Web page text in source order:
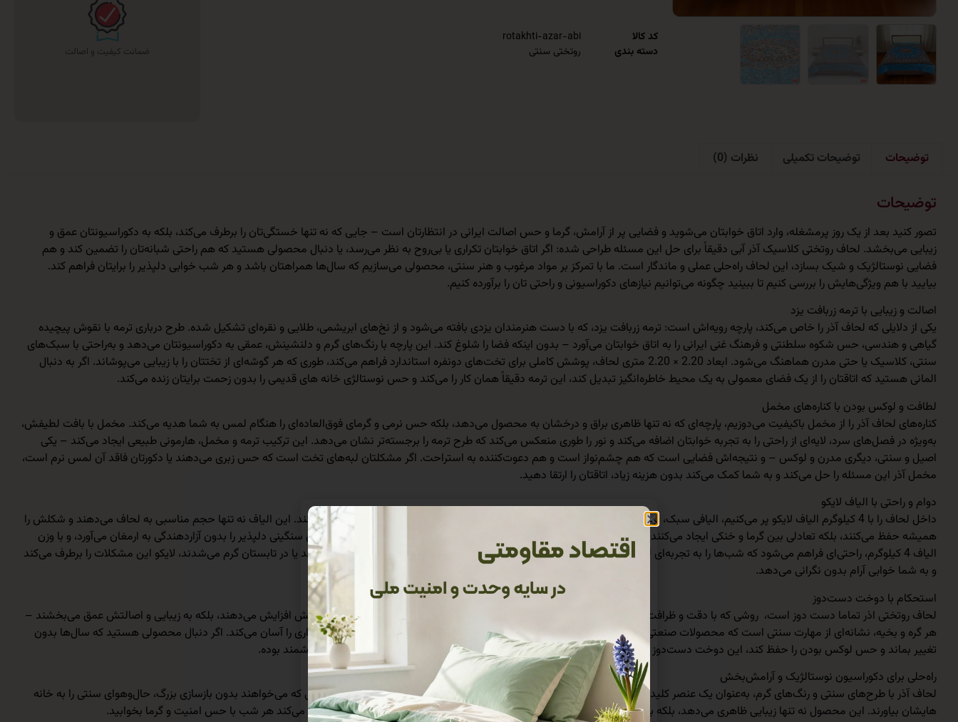
کد کالا
rotakhti-azar-abi
دسته بندی
روتختی سنتی ضمانت کیفیت و اصالت
توضیحات توضیحات تکمیلی نظرات (0)
توضیحات
تصور کنید بعد از یک روز پرمشغله، وارد اتاق خوابتان می‌شوید و فضایی پر از آرامش، گرما و حس اصالت ایرانی در انتظارتان است – جایی که نه تنها خستگی‌تان را برطرف می‌کند، بلکه به دکوراسیونتان عمق و
زیبایی می‌بخشد. لحاف روتختی کلاسیک آذر آبی دقیقاً برای حل این مسئله طراحی شده: اگر اتاق خوابتان تکراری یا بی‌روح به نظر می‌رسد، یا دنبال محصولی هستید که هم راحتی شبانه‌تان را تضمین کند و هم
فضایی نوستالژیک و شیک بسازد، این لحاف راه‌حلی عملی و ماندگار است. ما با تمرکز بر مواد مرغوب و هنر سنتی، محصولی می‌سازیم که سال‌ها همراهتان باشد و هر شب خوابی دلپذیر را برایتان فراهم کند.
بیایید با هم ویژگی‌هایش را بررسی کنیم تا ببینید چگونه می‌توانیم نیازهای دکوراسیونی و راحتی تان را برآورده کنیم.
اصالت و زیبایی با ترمه زربافت یزد
یکی از دلایلی که لحاف آذر را خاص می‌کند، پارچه رویه‌اش است: ترمه زربافت یزد، که با دست هنرمندان یزدی بافته می‌شود و از نخ‌های ابریشمی، طلایی و نقره‌ای تشکیل شده. طرح درباری ترمه با نقوش پیچیده
گیاهی و هندسی، حس شکوه سلطنتی و فرهنگ غنی ایرانی را به اتاق خوابتان می‌آورد – بدون اینکه فضا را شلوغ کند. این پارچه با رنگ‌های گرم و دلنشینش، عمقی به دکوراسیونتان می‌دهد و به‌راحتی با سبک‌های
سنتی، کلاسیک یا حتی مدرن هماهنگ می‌شود. ابعاد 2.20 × 2.20 متری لحاف، پوشش کاملی برای تخت‌های دونفره استاندارد فراهم می‌کند، طوری که هر گوشه‌ای از تختتان را با زیبایی می‌پوشاند. اگر به دنبال
المانی هستید که اتاقتان را از یک فضای معمولی به یک محیط خاطره‌انگیز تبدیل کند، این ترمه دقیقاً همان کار را می‌کند و حس نوستالژی خانه های قدیمی را بدون زحمت برایتان زنده می‌کند.
لطافت و لوکس بودن با کناره‌های مخمل
کناره‌های لحاف آذر را از مخمل باکیفیت می‌دوزیم، پارچه‌ای که نه تنها ظاهری براق و درخشان به محصول می‌دهد، بلکه حس نرمی و گرمای فوق‌العاده‌ای را هنگام لمس به شما هدیه می‌کند. مخمل با بافت لطیفش،
به‌ویژه در فصل‌های سرد، لایه‌ای از راحتی را به تجربه خوابتان اضافه می‌کند و نور را طوری منعکس می‌کند که طرح ترمه را برجسته‌تر نشان می‌دهد. این ترکیب ترمه و مخمل، هارمونی طبیعی ایجاد می‌کند – یکی
اصیل و سنتی، دیگری مدرن و لوکس – و نتیجه‌اش فضایی است که هم چشم‌نواز است و هم دعوت‌کننده به استراحت. اگر مشکلتان لبه‌های تخت است که حس زبری می‌دهند یا دکورتان فاقد آن لمس نرم است،
مخمل آذر این مسئله را حل می‌کند و به شما کمک می‌کند بدون هزینه زیاد، اتاقتان را ارتقا دهید.
دوام و راحتی با الیاف لایکو
داخل لحاف را با 4 کیلوگرم الیاف لایکو پر می‌کنیم، الیافی سبک، نرم و انعطاف‌پذیر که تهویه عالی دارند و از تجمع رطوبت یا گردوغبار جلوگیری می‌کنند. این الیاف نه تنها حجم مناسبی به لحاف می‌دهند و شکلش را
همیشه حفظ می‌کنند، بلکه تعادلی بین گرما و خنکی ایجاد می‌کنند – ایده‌آل برای تمام فصول سال است. وزن کلی 5.800 کیلوگرمی محصول، حس سنگینی دلپذیر را بدون آزاردهندگی به ارمغان می‌آورد، و با وزن
الیاف 4 کیلوگرم، راحتی‌ای فراهم می‌شود که شب‌ها را به تجربه‌ای لذت‌بخش تبدیل می‌کند. اگر لحاف‌های قبلی‌تان زود فرم خود را از دست می‌دادند یا در تابستان گرم می‌شدند، لایکو این مشکلات را برطرف می‌کند
و به شما خوابی آرام بدون نگرانی می‌دهد.
استحکام با دوخت دست‌دوز
لحاف روتختی اذر تماما دست دوز است، روشی که با دقت و ظرافت هر جزئیاتی را محکم می‌کند. این دوخت‌ها نه تنها دوام محصول را در برابر سایش افزایش می‌دهند، بلکه به زیبایی و اصالتش عمق می‌بخشند –
هر گره و بخیه، نشانه‌ای از مهارت سنتی است که محصولات صنعتی فاقد آن هستند. ابعاد بسته‌بندی 60 × 50 × 40 سانتی‌متری هم حمل و نگهداری را آسان می‌کند. اگر دنبال محصولی هستید که سال‌ها بدون
تغییر بماند و حس لوکس بودن را حفظ کند، این دوخت دست‌دوز دقیقاً پاسخی به نیازتان است و به شما اطمینان می‌دهد که سرمایه‌گذاری‌تان ارزشمند بوده.
راه‌حلی برای دکوراسیون نوستالژیک و آرامش‌بخش
لحاف آذر با طرح‌های سنتی و رنگ‌های گرم، به‌عنوان یک عنصر کلیدی عمل می‌کند که اتاق خوابتان را از یکنواختی نجات می‌دهد. ایده‌آل برای کسانی که می‌خواهند بدون بازسازی بزرگ، حال‌وهوای سنتی را به خانه
هایشان بیاورند. این محصول نه تنها زیبایی ظاهری می‌دهد، بلکه با تمرکز بر راحتی، مشکل بی‌خوابی یا خستگی روزانه را حل می‌کند و به شما کمک می‌کند هر شب با حس امنیت و گرما بخوابید.